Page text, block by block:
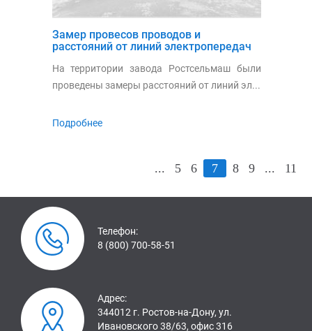
Замер провесов проводов и
расстояний от линий электропередач
На территории завода Ростсельмаш были
проведены замеры расстояний от линий эл...
Подробнее
... 5 6 7 8 9 ... 11
Телефон:
8 (800) 700-58-51
Адрес:
344012 г. Ростов-на-Дону, ул.
Ивановского 38/63, офис 316